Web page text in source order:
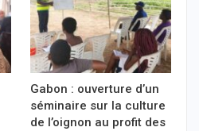
Gabon : ouverture d’un
séminaire sur la culture
de l’oignon au profit des